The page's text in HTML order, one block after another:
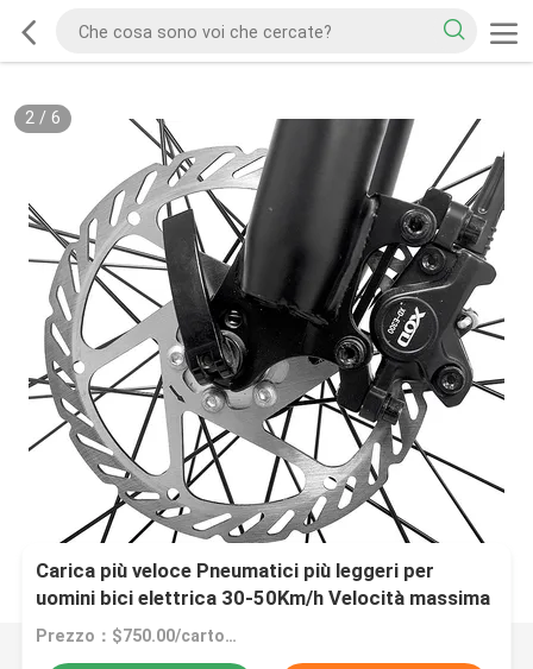
2/ 6
Carica più veloce Pneumatici più leggeri per
uomini bici elettrica 30-50Km/h Velocità massima
Prezzo：$750.00/cartons 1-99 cartons